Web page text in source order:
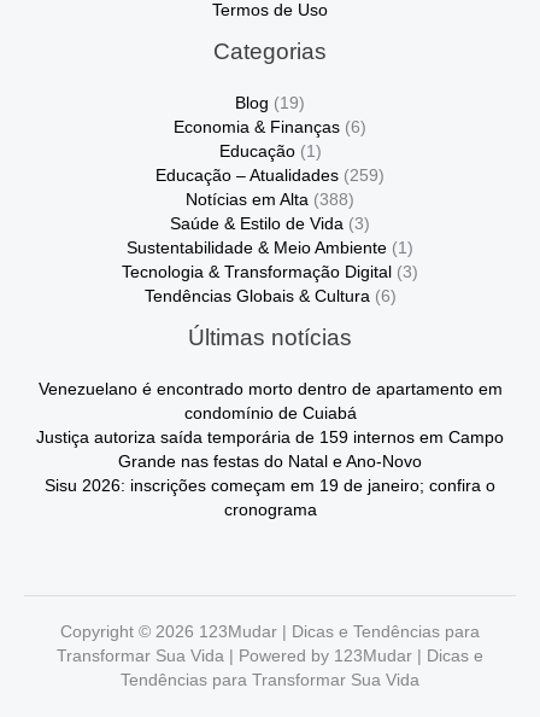
Termos de Uso
Categorias
Blog (19)
Economia & Finanças (6)
Educação(1)
Educação – Atualidades (259)
Notícias em Alta (388)
Saúde & Estilo de Vida (3)
Sustentabilidade & Meio Ambiente (1)
Tecnologia & Transformação Digital (3)
Tendências Globais & Cultura(6)
Últimas notícias
Venezuelano é encontrado morto dentro de apartamento em
condomínio de Cuiabá
Justiça autoriza saída temporária de 159 internos em Campo
Grande nas festas do Natal e Ano-Novo
Sisu 2026: inscrições começam em 19 de janeiro; confira o
cronograma
Copyright © 2026 123Mudar | Dicas e Tendências para
Transformar Sua Vida | Powered by 123Mudar | Dicas e
Tendências para Transformar Sua Vida